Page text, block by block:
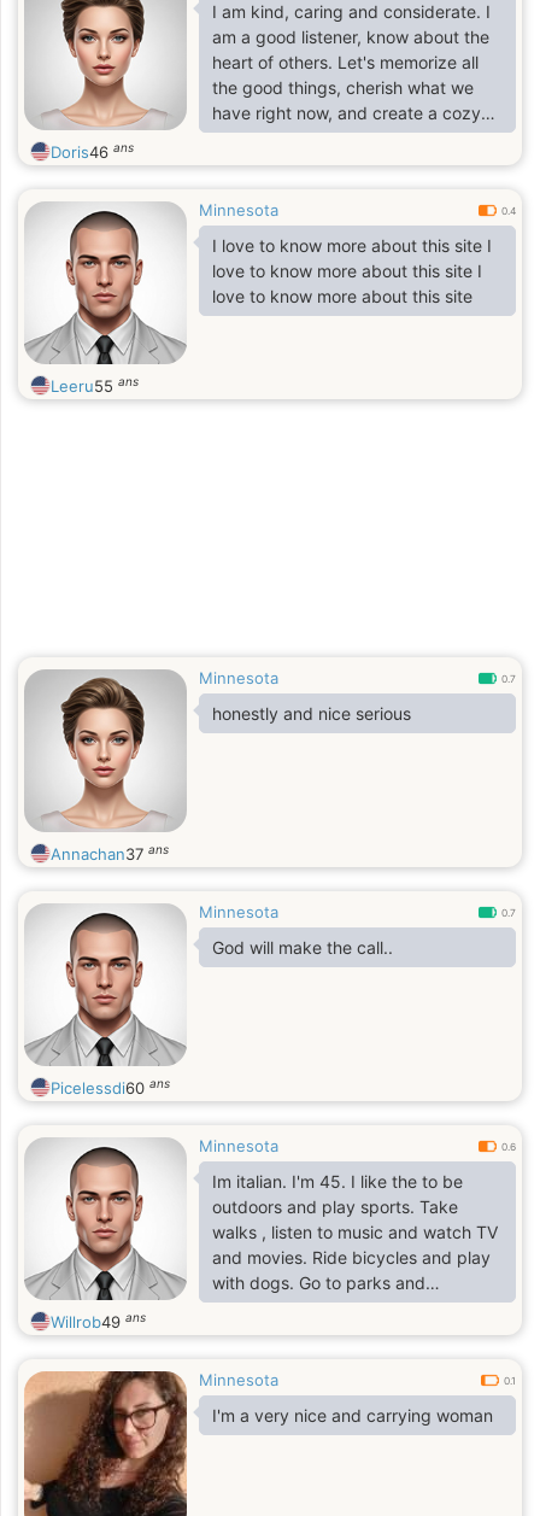
I am kind, caring and considerate. I
am a good listener, know about the
heart of others. Let's memorize all
the good things, cherish what we
have right now, and create a cozy
home together.
Doris46 ans
Minnesota 0.4
I love to know more about this site I
love to know more about this site I
love to know more about this site
Leeru55 ans
Minnesota 0.7
honestly and nice serious
Annachan37 ans
Minnesota 0.7
God will make the call..
Picelessdi60 ans
Minnesota 0.6
Im italian. I'm 45. I like the to be
outdoors and play sports. Take
walks , listen to music and watch TV
and movies. Ride bicycles and play
with dogs. Go to parks and
museums. I like to be goofy as well
Willrob49 ans
Minnesota 0.1
I'm a very nice and carrying woman